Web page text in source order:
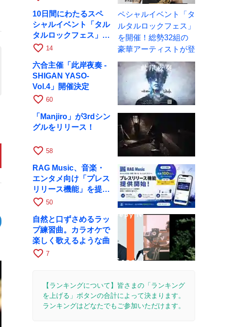
10日間にわたるスペ
シャルイベント「タル
タルロックフェス」を
開催！総勢32組の豪
favorite_border 14
六合主催「此岸夜奏 -
SHIGAN YASO-
Vol.4」開催決定
favorite_border 60
「Manjiro」が3rdシン
グルをリリース！
favorite_border 58
RAG Music、音楽・
エンタメ向け「プレス
リリース機能」を提供
開始
favorite_border 50
自然と口ずさめるラッ
プ練習曲。カラオケで
楽しく歌えるような曲
favorite_border 7
【ランキングについて】皆さまの「ランキング
を上げる」ボタンの合計によって決まります。
ランキングはどなたでもご参加いただけます。